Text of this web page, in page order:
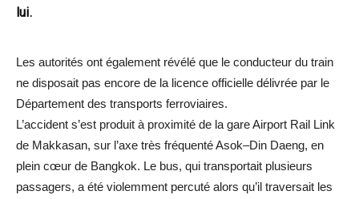
lui.
Les autorités ont également révélé que le conducteur du train
ne disposait pas encore de la licence officielle délivrée par le
Département des transports ferroviaires.
L’accident s’est produit à proximité de la gare Airport Rail Link
de Makkasan, sur l’axe très fréquenté Asok–Din Daeng, en
plein cœur de Bangkok. Le bus, qui transportait plusieurs
passagers, a été violemment percuté alors qu’il traversait les